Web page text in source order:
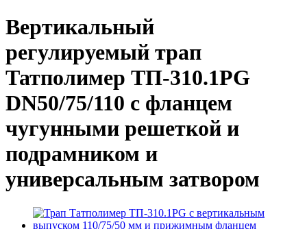
Вертикальный
регулируемый трап
Татполимер ТП-310.1PG
DN50/75/110 с фланцем
чугунными решеткой и
подрамником и
универсальным затвором